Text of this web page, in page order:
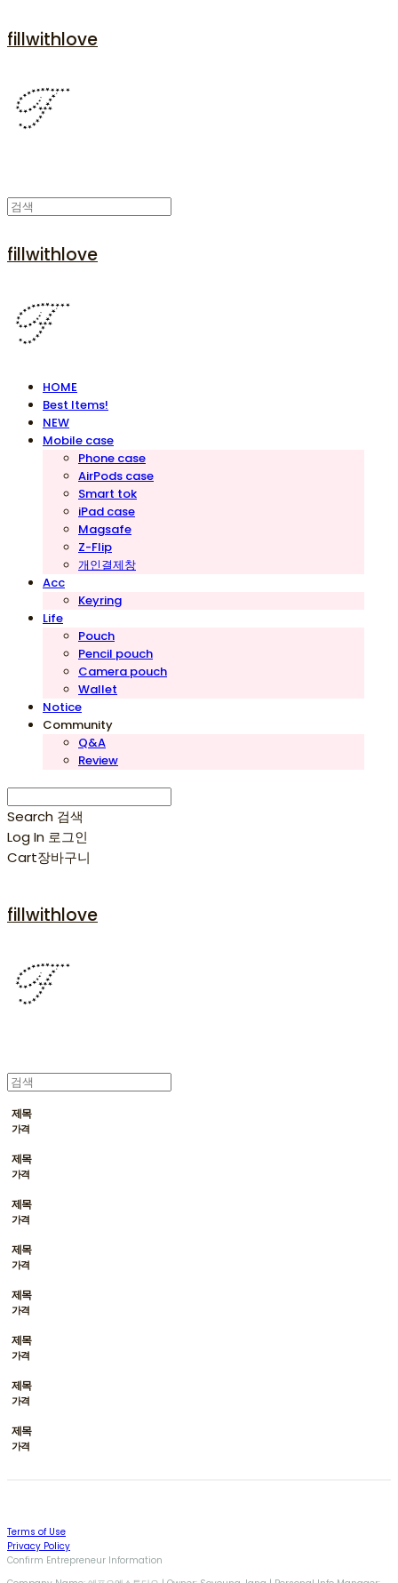
fillwithlove
fillwithlove
HOME
Best Items!
NEW
Mobile case
Phone case
AirPods case
Smart tok
iPad case
Magsafe
Z-Flip
개인결제창
Acc
Keyring
Life
Pouch
Pencil pouch
Camera pouch
Wallet
Notice
Community
Q&A
Review
Search 검색
Log In 로그인
Cart장바구니
fillwithlove
제목
가격
제목
가격
제목
가격
제목
가격
제목
가격
제목
가격
제목
가격
제목
가격
Terms of Use
Privacy Policy
Confirm Entrepreneur Information